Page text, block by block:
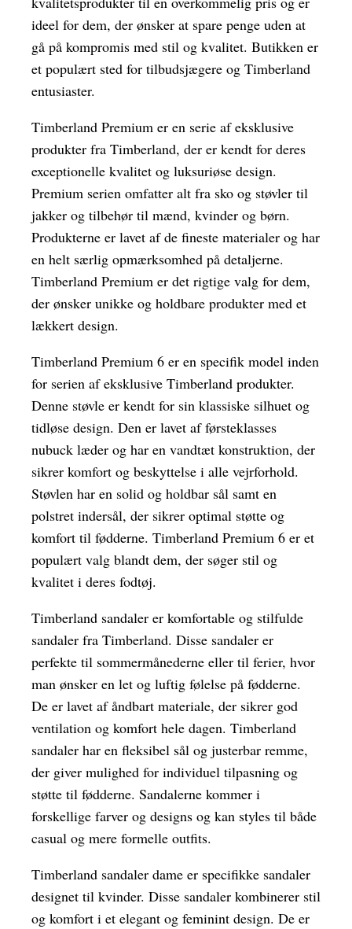
ideel for dem, der ønsker at spare penge uden at
gå på kompromis med stil og kvalitet. Butikken er
et populært sted for tilbudsjægere og Timberland
entusiaster.
Timberland Premium er en serie af eksklusive
produkter fra Timberland, der er kendt for deres
exceptionelle kvalitet og luksuriøse design.
Premium serien omfatter alt fra sko og støvler til
jakker og tilbehør til mænd, kvinder og børn.
Produkterne er lavet af de fineste materialer og har
en helt særlig opmærksomhed på detaljerne.
Timberland Premium er det rigtige valg for dem,
der ønsker unikke og holdbare produkter med et
lækkert design.
Timberland Premium 6 er en specifik model inden
for serien af eksklusive Timberland produkter.
Denne støvle er kendt for sin klassiske silhuet og
tidløse design. Den er lavet af førsteklasses
nubuck læder og har en vandtæt konstruktion, der
sikrer komfort og beskyttelse i alle vejrforhold.
Støvlen har en solid og holdbar sål samt en
polstret indersål, der sikrer optimal støtte og
komfort til fødderne. Timberland Premium 6 er et
populært valg blandt dem, der søger stil og
kvalitet i deres fodtøj.
Timberland sandaler er komfortable og stilfulde
sandaler fra Timberland. Disse sandaler er
perfekte til sommermånederne eller til ferier, hvor
man ønsker en let og luftig følelse på fødderne.
De er lavet af åndbart materiale, der sikrer god
ventilation og komfort hele dagen. Timberland
sandaler har en fleksibel sål og justerbar remme,
der giver mulighed for individuel tilpasning og
støtte til fødderne. Sandalerne kommer i
forskellige farver og designs og kan styles til både
casual og mere formelle outfits.
Timberland sandaler dame er specifikke sandaler
designet til kvinder. Disse sandaler kombinerer stil
og komfort i et elegant og feminint design. De er